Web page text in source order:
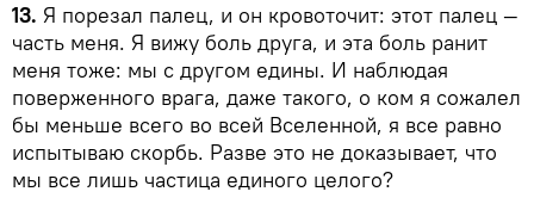
13. Я порезал палец, и он кровоточит: этот палец —
часть меня. Я вижу боль друга, и эта боль ранит
меня тоже: мы с другом едины. И наблюдая
поверженного врага, даже такого, о ком я сожалел
бы меньше всего во всей Вселенной, я все равно
испытываю скорбь. Разве это не доказывает, что
мы все лишь частица единого целого?